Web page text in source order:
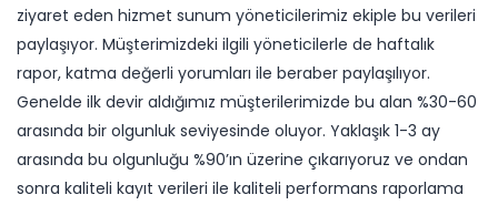
ziyaret eden hizmet sunum yöneticilerimiz ekiple bu verileri
paylaşıyor. Müşterimizdeki ilgili yöneticilerle de haftalık
rapor, katma değerli yorumları ile beraber paylaşılıyor.
Genelde ilk devir aldığımız müşterilerimizde bu alan %30-60
arasında bir olgunluk seviyesinde oluyor. Yaklaşık 1-3 ay
arasında bu olgunluğu %90’ın üzerine çıkarıyoruz ve ondan
sonra kaliteli kayıt verileri ile kaliteli performans raporlama